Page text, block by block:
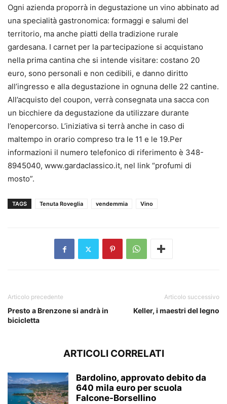
Ogni azienda proporrà in degustazione un vino abbinato ad
una specialità gastronomica: formaggi e salumi del
territorio, ma anche piatti della tradizione rurale
gardesana. I carnet per la partecipazione si acquistano
nella prima cantina che si intende visitare: costano 20
euro, sono personali e non cedibili, e danno diritto
all’ingresso e alla degustazione in ognuna delle 22 cantine.
All’acquisto del coupon, verrà consegnata una sacca con
un bicchiere da degustazione da utilizzare durante
l’enopercorso. L’iniziativa si terrà anche in caso di
maltempo in orario compreso tra le 11 e le 19.Per
informazioni il numero telefonico di riferimento è 348-
8945040, www.gardaclassico.it, nel link “profumi di
mosto”.
TAGS Tenuta Roveglia vendemmia Vino
Articolo precedente
Presto a Brenzone si andrà in
bicicletta
Articolo successivo
Keller, i maestri del legno
ARTICOLI CORRELATI
Bardolino, approvato debito da
640 mila euro per scuola
Falcone-Borsellino